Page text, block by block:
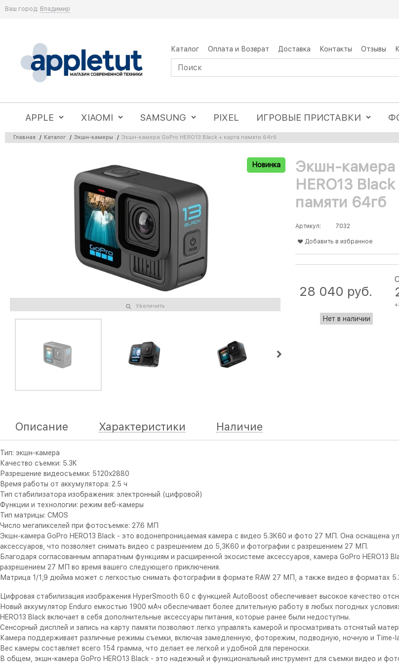
Ваш город: Владимир
Каталог Оплата и Возврат Доставка Контакты Отзывы
APPLE XIAOMI SAMSUNG PIXEL ИГРОВЫЕ ПРИСТАВКИ
Главная / Каталог / Экшн-камеры / Экшн-камера GoPro HERO13 Black + карта памяти 64гб
Новинка
Увеличить
Экшн-камера
HERO13
памяти 64гб
Артикул: 7032
Добавить в избранное
28 040 руб.
Нет в наличии
Описание Характеристики Наличие
Тип: экшн-камера
Качество съемки: 5.3K
Разрешение видеосъемки: 5120x2880
Время работы от аккумулятора: 2.5 ч
Тип стабилизатора изображения: электронный (цифровой)
Функции и технологии: режим веб-камеры
Тип матрицы: CMOS
Число мегапикселей при фотосъемке: 27.6 МП
Экшн-камера GoPro HERO13 Black - это водонепроницаемая камера с видео 5.3K60 и фото 27 МП. Она оснащена
аксессуаров, что позволяет снимать видео с разрешением до 5,3K60 и фотографии с разрешением 27 МП.
Благодаря согласованным аппаратным функциям и расширенной экосистеме аксессуаров, камера GoPro
разрешением 27 МП во время вашего следующего приключения.
Матрица 1/1,9 дюйма может с легкостью снимать фотографии в формате RAW 27 МП, а также видео в форматах
Цифровая стабилизация изображения HyperSmooth 6.0 с функцией AutoBoost обеспечивает высокое качество
Новый аккумулятор Enduro емкостью 1900 мАч обеспечивает более длительную работу в любых погодных
HERO13 Black включает в себя дополнительные аксессуары питания, которые ранее были недоступны.
Сенсорный дисплей и запись на карту памяти позволяют легко управлять камерой и просматривать отснятый
Камера поддерживает различные режимы съемки, включая замедленную, фоторежим, подводную, ночную и Time-
Вес камеры составляет всего 154 грамма, что делает ее легкой и удобной для переноски.
В общем, экшн-камера GoPro HERO13 Black - это надежный и функциональный инструмент для съемки видео и